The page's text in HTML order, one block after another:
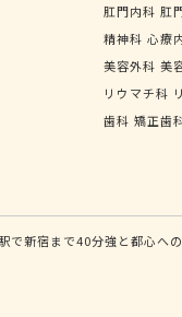
肛門内科 肛
精神科 心療
美容外科 美
リウマチ科
歯科 矯正歯
で新宿まで40分強と都心へ